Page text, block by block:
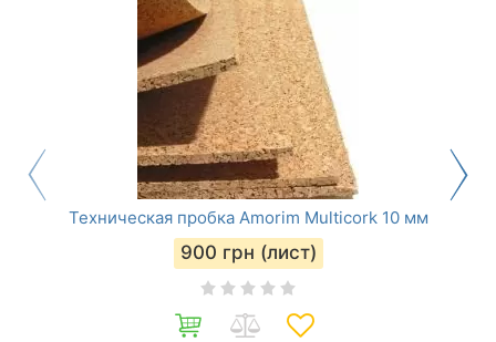
Техническая пробка Amorim Multicork 10 мм
900 грн (лист)